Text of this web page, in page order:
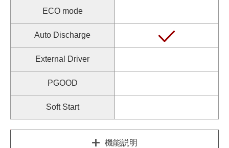
ECO mode
Auto Discharge
External Driver
PGOOD
Soft Start
機能説明